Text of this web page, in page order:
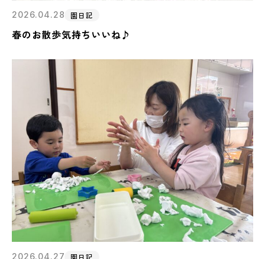
2026.04.28 園日記
春のお散歩気持ちいいね♪
2026.04.27 園日記